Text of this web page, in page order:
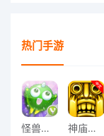
热门手游
怪兽跳跃 神庙逃亡中文版